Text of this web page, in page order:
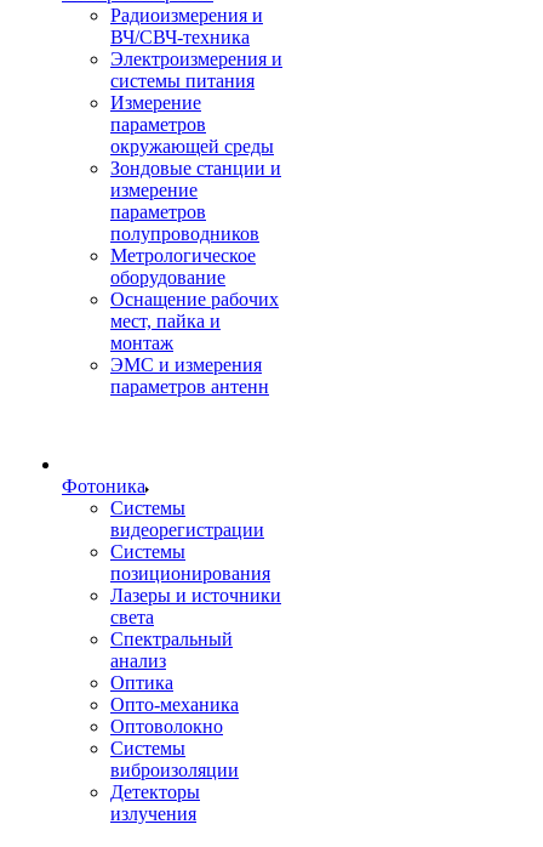
Радиоизмерения и
ВЧ/СВЧ-техника
Электроизмерения и
системы питания
Измерение
параметров
окружающей среды
Зондовые станции и
измерение
параметров
полупроводников
Метрологическое
оборудование
Оснащение рабочих
мест, пайка и
монтаж
ЭМС и измерения
параметров антенн
Фотоника
Cистемы
видеорегистрации
Системы
позиционирования
Лазеры и источники
света
Спектральный
анализ
Оптика
Опто-механика
Оптоволокно
Системы
виброизоляции
Детекторы
излучения